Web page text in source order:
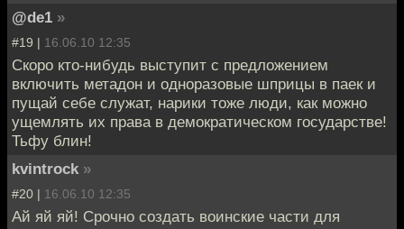
@de1 »
#19 | 16.06.10 12:35
Скоро кто-нибудь выступит с предложением
включить метадон и одноразовые шприцы в паек и
пущай себе служат, нарики тоже люди, как можно
ущемлять их права в демократическом государстве!
Тьфу блин!
kvintrock »
#20 | 16.06.10 12:35
Ай яй яй! Срочно создать воинские части для